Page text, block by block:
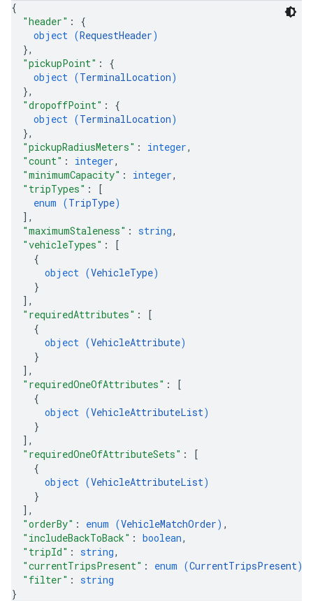
{
"header" : {
object (RequestHeader)
},
"pickupPoint" : {
object (TerminalLocation)
},
"dropoffPoint" : {
object (TerminalLocation)
},
"pickupRadiusMeters" : integer,
"count" : integer,
"minimumCapacity" : integer,
"tripTypes" :
[
enum (TripType)
] ,
"maximumStaleness" : string,
"vehicleTypes" :
[
{
object (VehicleType)
}
] ,
"requiredAttributes" :
[
{
object (VehicleAttribute)
}
] ,
"requiredOneOfAttributes" :
[
{
object (VehicleAttributeList)
}
] ,
"requiredOneOfAttributeSets" :
[
{
object (VehicleAttributeList)
}
] ,
"orderBy" : enum (VehicleMatchOrder) ,
"includeBackToBack" : boolean,
"tripId" : string,
"currentTripsPresent" : enum (CurrentTripsPresent)
"filter" : string
}